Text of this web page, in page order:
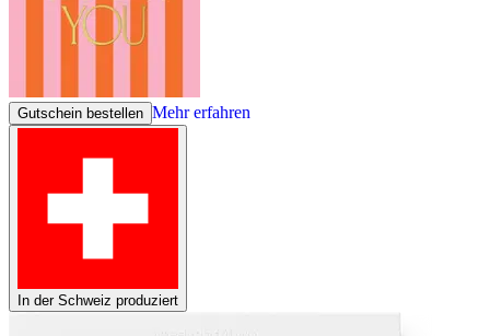
Gutschein bestellen Mehr erfahren
In der Schweiz produziert